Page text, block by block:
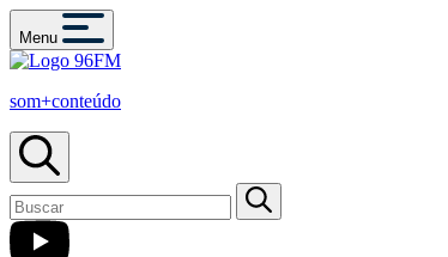
Menu
som+conteúdo